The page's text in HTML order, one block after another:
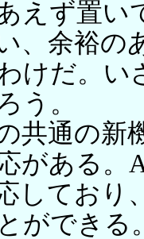
えず置い
、余裕の
けだ。い
う。
共通の新
がある。
しており
ができる